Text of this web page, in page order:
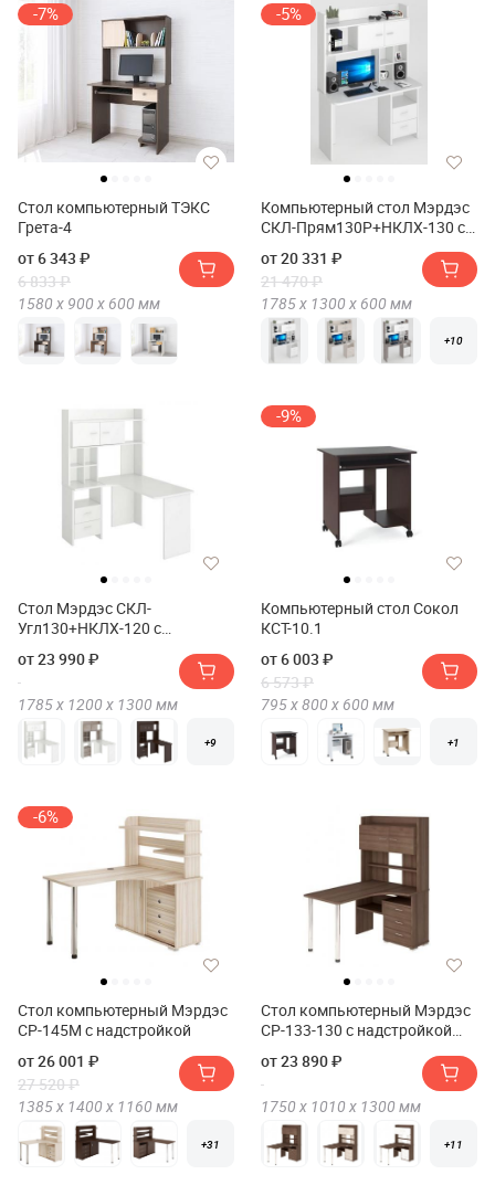
-7%
Стол компьютерный ТЭКС
Грета-4
от 6 343 ₽
6 833 ₽
1580 х 900 х 600 мм
-5%
Компьютерный стол Мэрдэс
СКЛ-Прям130Р+НКЛХ-130 с
углами
от 20 331 ₽
21 470 ₽
1785 х 1300 х 600 мм
+10
Стол Мэрдэс СКЛ-
Угл130+НКЛХ-120 с
от 23 990 ₽
1785 х 1200 х 1300 мм
+9
-9%
Компьютерный стол Сокол
КСТ-10.1
от 6 003 ₽
6 573 ₽
795 х800 х 600 мм
+1
-6%
Стол компьютерный Мэрдэс
СР-145М с надстройкой
от 26 001 ₽
27 520 ₽
1385 х 1400 х 1160 мм
+31
Стол компьютерный Мэрдэс
СР-133-130 с надстройкой
от 23 890 ₽
1750 х 1010 х 1300 мм
+11